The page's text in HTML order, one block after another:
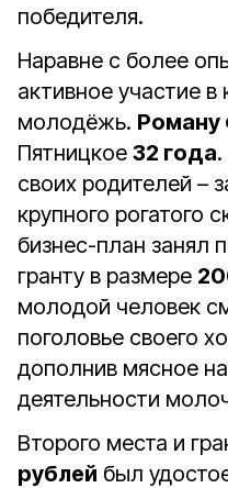
победителя.
Наравне с более
активное участие
молодёжь. Роману
Пятницкое 32 года
своих родителей –
крупного рогатого
бизнес-план занял
гранту в размере
молодой человек
поголовье своего
дополнив мясное
деятельности
Второго места и
рублей был